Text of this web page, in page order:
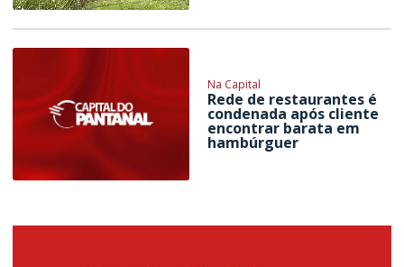
Na Capital
Rede de restaurantes é
condenada após cliente
encontrar barata em
hambúrguer